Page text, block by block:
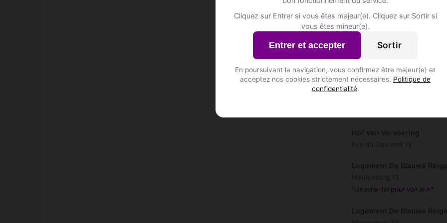
Cliquez sur Entrer si vous êtes majeur(e). Cliquez sur Sortir si
vous êtes mineur(e).
Entrer et accepter Sortir
En poursuivant la navigation, vous confirmez être majeur(e) et
acceptez nos cookies strictement nécessaires. Politique de
confidentialité.
Vitschen 38
Inscris-toi pour voir le n°
Fogo
Altembrouck 4
Inscris-toi pour voir le n°
Inscris-toi pour voir le n°